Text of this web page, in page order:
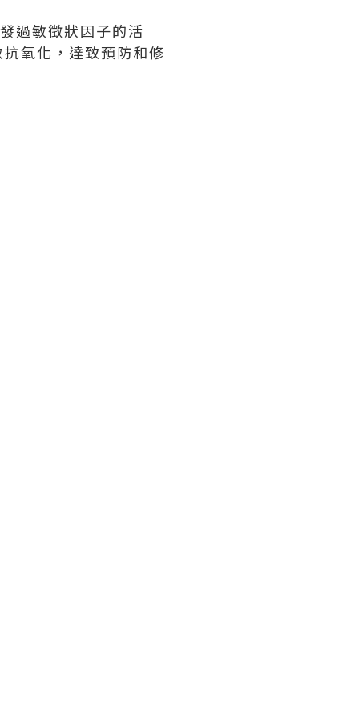
過敏徵狀因子的活
氧化，達致預防和修